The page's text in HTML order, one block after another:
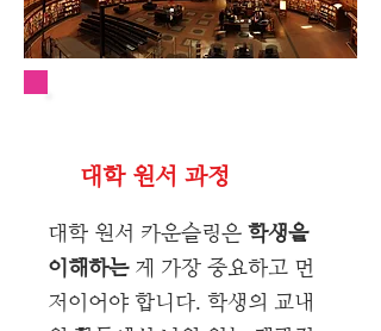
대학 원서 과정
대학 원서 카운슬링은 학생을
이해하는게 가장 중요하고 먼
저이어야 합니다. 학생의 교내